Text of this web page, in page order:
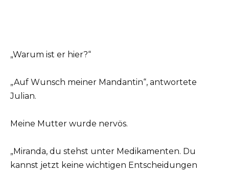
„Warum ist er hier?“
„Auf Wunsch meiner Mandantin“, antwortete
Julian.
Meine Mutter wurde nervös.
„Miranda, du stehst unter Medikamenten. Du
kannst jetzt keine wichtigen Entscheidungen